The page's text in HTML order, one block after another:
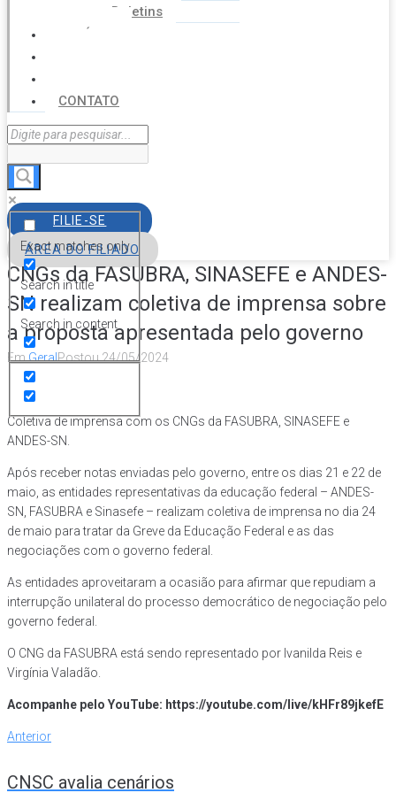
Boletins
NOTÍCIAS
CONTATO
Exact matches only
Search in title
Search in content
FILIE-SE
ÁREA DO FILIADO
CNGs da FASUBRA, SINASEFE e ANDES-
SN realizam coletiva de imprensa sobre
a proposta apresentada pelo governo
EmGeralPostou24/05/2024
Coletiva de imprensa com os CNGs da FASUBRA, SINASEFE e
ANDES-SN.
Após receber notas enviadas pelo governo, entre os dias 21 e 22 de
maio, as entidades representativas da educação federal – ANDES-
SN, FASUBRA e Sinasefe – realizam coletiva de imprensa no dia 24
de maio para tratar da Greve da Educação Federal e as das
negociações com o governo federal.
As entidades aproveitaram a ocasião para afirmar que repudiam a
interrupção unilateral do processo democrático de negociação pelo
governo federal.
O CNG da FASUBRA está sendo representado por Ivanilda Reis e
Virgínia Valadão.
Acompanhe pelo YouTube: https://youtube.com/live/kHFr89jkefE
Navegação
de
Anterior
Anterior
CNSC avalia cenários